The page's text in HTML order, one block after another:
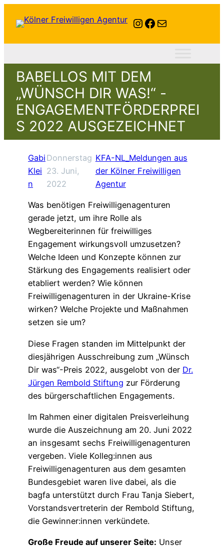
Instagram
Facebook
E-Mail
BABELLOS MIT DEM
„WÜNSCH DIR WAS!“ -
ENGAGEMENTFÖRDERPREI
S 2022 AUSGEZEICHNET
Gabi
Klei
n
Donnerstag
23. Juni,
2022
KFA-NL_Meldungen aus
der Kölner Freiwilligen
Agentur
Was benötigen Freiwilligenagenturen
gerade jetzt, um ihre Rolle als
Wegbereiterinnen für freiwilliges
Engagement wirkungsvoll umzusetzen?
Welche Ideen und Konzepte können zur
Stärkung des Engagements realisiert oder
etabliert werden? Wie können
Freiwilligenagenturen in der Ukraine-Krise
wirken? Welche Projekte und Maßnahmen
setzen sie um?
Diese Fragen standen im Mittelpunkt der
diesjährigen Ausschreibung zum „Wünsch
Dir was“-Preis 2022, ausgelobt von der Dr.
Jürgen Rembold Stiftung zur Förderung
des bürgerschaftlichen Engagements.
Im Rahmen einer digitalen Preisverleihung
wurde die Auszeichnung am 20. Juni 2022
an insgesamt sechs Freiwilligenagenturen
vergeben. Viele Kolleg:innen aus
Freiwilligenagenturen aus dem gesamten
Bundesgebiet waren live dabei, als die
bagfa unterstützt durch Frau Tanja Siebert,
Vorstandsvertreterin der Rembold Stiftung,
die Gewinner:innen verkündete.
Große Freude auf unserer Seite: Unser